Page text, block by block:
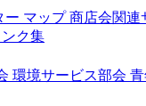
ー マップ 商店会関連
ク集
環境サービス部会